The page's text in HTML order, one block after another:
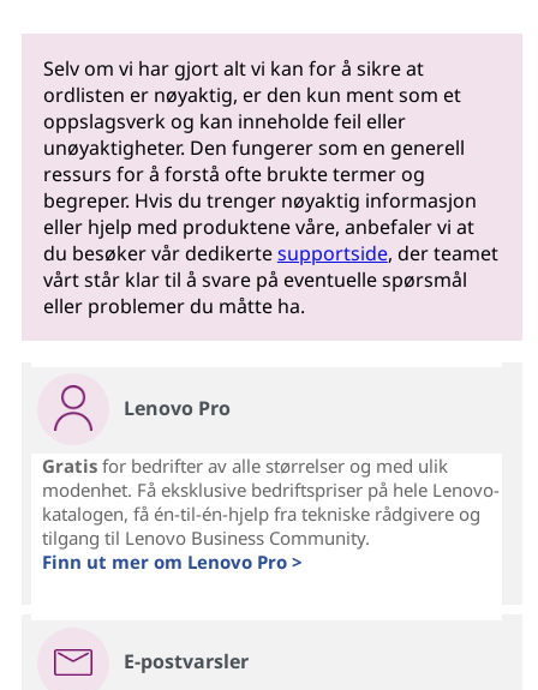
Selv om vi har gjort alt vi kan for å sikre at
ordlisten er nøyaktig, er den kun ment som et
oppslagsverk og kan inneholde feil eller
unøyaktigheter. Den fungerer som en generell
ressurs for å forstå ofte brukte termer og
begreper. Hvis du trenger nøyaktig informasjon
eller hjelp med produktene våre, anbefaler vi at
du besøker vår dedikertesupportside, der teamet
vårt står klar til å svare på eventuelle spørsmål
eller problemer du måtte ha.
Lenovo Pro
Gratisfor bedrifter av alle størrelser og med ulik
modenhet. Få eksklusive bedriftspriser på hele Lenovo-
katalogen, få én-til-én-hjelp fra tekniske rådgivere og
tilgang til Lenovo Business Community.
Finn ut mer om Lenovo Pro >
E-postvarsler